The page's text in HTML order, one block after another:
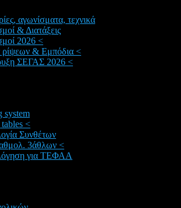
αγωνίσματα, τεχνικά
& Διατάξεις
2026 <
& Εμπόδια <
ΣΕΓΑΣ 2026 <
system
<
Συνθέτων
3άθλων <
για ΤΕΦΑΑ